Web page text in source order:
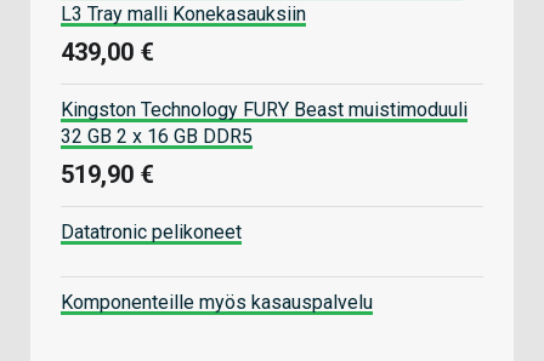
L3 Tray malli Konekasauksiin
439,00 €
Kingston Technology FURY Beast muistimoduuli
32 GB 2 x 16 GB DDR5
519,90 €
Datatronic pelikoneet
Komponenteille myös kasauspalvelu